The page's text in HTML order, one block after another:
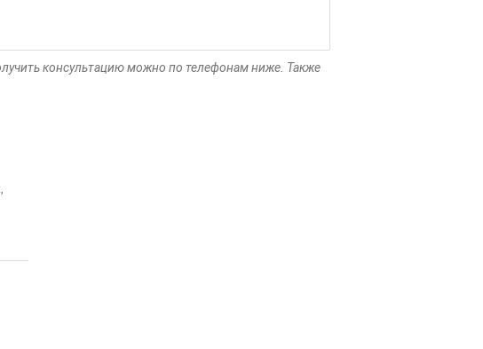
консультацию можно по телефонам ниже. Также